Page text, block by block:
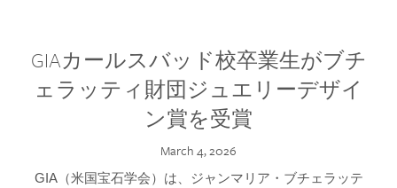
GIAカールスバッド校卒業生がブチ
ェラッティ財団ジュエリーデザイ
ン賞を受賞
March 4, 2026
GIA（米国宝石学会）は、ジャンマリア・ブチェラッテ